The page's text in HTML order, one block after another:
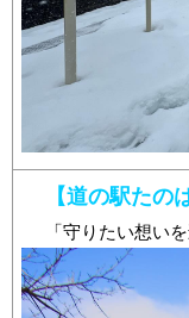
【道の駅たの
「守りたい想い